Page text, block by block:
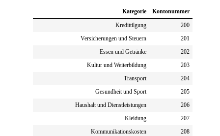
Kategorie
Kontonummer
Kredittilgung
200
Versicherungen und Steuern
201
Essen und Getränke
202
Kultur und Weiterbildung
203
Transport
204
Gesundheit und Sport
205
Haushalt und Dienstleistungen
206
Kleidung
207
Kommunikationskosten
208